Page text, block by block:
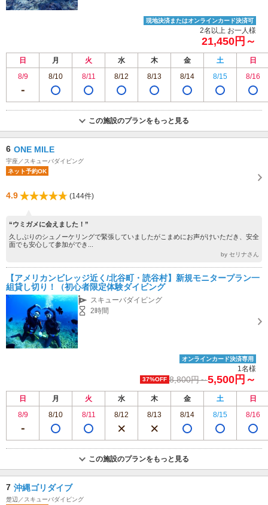
現地決済またはオンラインカード決済可
2名以上 お一人様
21,450円～
日 月 火 水 木 金 土
日
8/9
8/10 8/11 8/12 8/13 8/14 8/15 8/16
この施設のプランをもっと見る
6 ONE MILE
宇座／スキューバダイビング
ネット予約OK
4.9 (144件)
“ウミガメに会えました！”
久しぶりのシュノーケリングで緊張していましたがこまめにお声がけいただき、安全
面でも安心して参加ができ...
by セリナさん
【アメリカンビレッジ近く/北谷町・読谷村】新規モニタープラン一
組貸し切り！（初心者限定体験ダイビング
スキューバダイビング
2時間
オンラインカード決済専用
1名様
37%OFF 8,800円～5,500円～
日 月 火 水 木 金 土
日
8/9
8/10 8/11 8/12 8/13 8/14 8/15 8/16
この施設のプランをもっと見る
7 沖縄ゴリダイブ
楚辺／スキューバダイビング